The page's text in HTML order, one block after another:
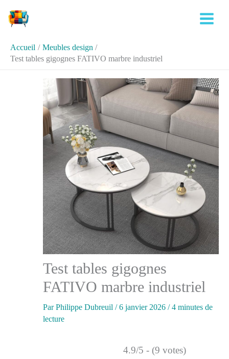
Accueil
Meubles design
Test tables gigognes FATIVO marbre industriel
Test tables gigognes
FATIVO marbre industriel
ParPhilippe Dubreuil /6 janvier 2026 /4 minutes de
lecture
4.9/5 - (9 votes)